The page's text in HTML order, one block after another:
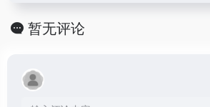
暂无评论